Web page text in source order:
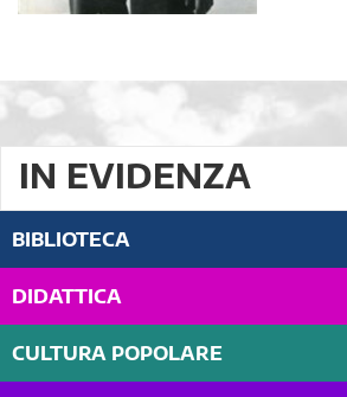
IN EVIDENZA
BIBLIOTECA
DIDATTICA
CULTURA POPOLARE